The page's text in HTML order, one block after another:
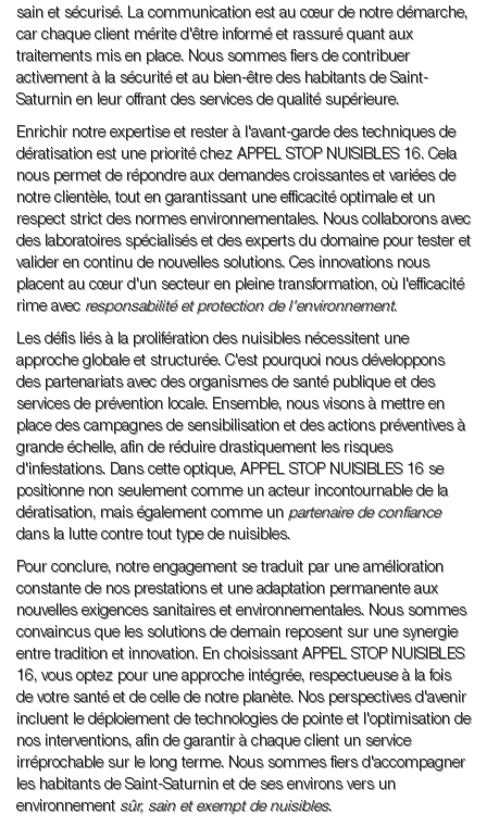
sain et sécurisé. La communication est au cœur de notre démarche,
car chaque client mérite d'être informé et rassuré quant aux
traitements mis en place. Nous sommes fiers de contribuer
activement à la sécurité et au bien-être des habitants de Saint-
Saturnin en leur offrant des services de qualité supérieure.
Enrichir notre expertise et rester à l'avant-garde des techniques de
dératisation est une priorité chez APPEL STOP NUISIBLES 16. Cela
nous permet de répondre aux demandes croissantes et variées de
notre clientèle, tout en garantissant une efficacité optimale et un
respect strict des normes environnementales. Nous collaborons avec
des laboratoires spécialisés et des experts du domaine pour tester et
valider en continu de nouvelles solutions. Ces innovations nous
placent au cœur d'un secteur en pleine transformation, où l'efficacité
rime avec responsabilité et protection de l'environnement.
Les défis liés à la prolifération des nuisibles nécessitent une
approche globale et structurée. C'est pourquoi nous développons
des partenariats avec des organismes de santé publique et des
services de prévention locale. Ensemble, nous visons à mettre en
place des campagnes de sensibilisation et des actions préventives à
grande échelle, afin de réduire drastiquement les risques
d'infestations. Dans cette optique, APPEL STOP NUISIBLES 16 se
positionne non seulement comme un acteur incontournable de la
dératisation, mais également comme un partenaire de confiance
dans la lutte contre tout type de nuisibles.
Pour conclure, notre engagement se traduit par une amélioration
constante de nos prestations et une adaptation permanente aux
nouvelles exigences sanitaires et environnementales. Nous sommes
convaincus que les solutions de demain reposent sur une synergie
entre tradition et innovation. En choisissant APPEL STOP NUISIBLES
16, vous optez pour une approche intégrée, respectueuse à la fois
de votre santé et de celle de notre planète. Nos perspectives d'avenir
incluent le déploiement de technologies de pointe et l'optimisation de
nos interventions, afin de garantir à chaque client un service
irréprochable sur le long terme. Nous sommes fiers d'accompagner
les habitants de Saint-Saturnin et de ses environs vers un
environnement sûr, sain et exempt de nuisibles.